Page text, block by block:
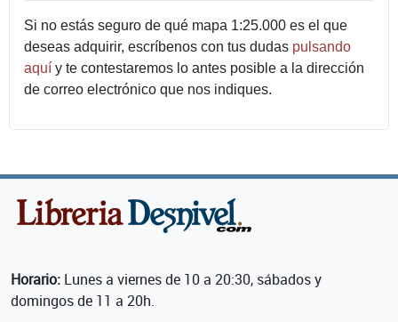
Si no estás seguro de qué mapa 1:25.000 es el que
deseas adquirir, escríbenos con tus dudas pulsando
aquí y te contestaremos lo antes posible a la dirección
de correo electrónico que nos indiques.
Horario: Lunes a viernes de 10 a 20:30, sábados y
domingos de 11 a 20h.